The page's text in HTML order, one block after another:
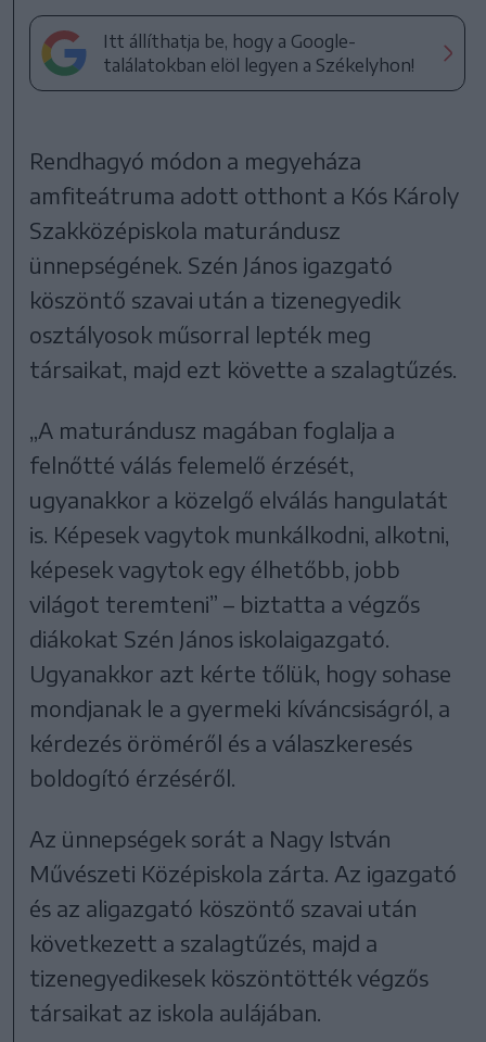
Itt állíthatja be, hogy a Google-
találatokban elöl legyen a Székelyhon!
Rendhagyó módon a megyeháza
amfiteátruma adott otthont a Kós Károly
Szakközépiskola maturándusz
ünnepségének. Szén János igazgató
köszöntő szavai után a tizenegyedik
osztályosok műsorral lepték meg
társaikat, majd ezt követte a szalagtűzés.
„A maturándusz magában foglalja a
felnőtté válás felemelő érzését,
ugyanakkor a közelgő elválás hangulatát
is. Képesek vagytok munkálkodni, alkotni,
képesek vagytok egy élhetőbb, jobb
világot teremteni” – biztatta a végzős
diákokat Szén János iskolaigazgató.
Ugyanakkor azt kérte tőlük, hogy sohase
mondjanak le a gyermeki kíváncsiságról, a
kérdezés öröméről és a válaszkeresés
boldogító érzéséről.
Az ünnepségek sorát a Nagy István
Művészeti Középiskola zárta. Az igazgató
és az aligazgató köszöntő szavai után
következett a szalagtűzés, majd a
tizenegyedikesek köszöntötték végzős
társaikat az iskola aulájában.